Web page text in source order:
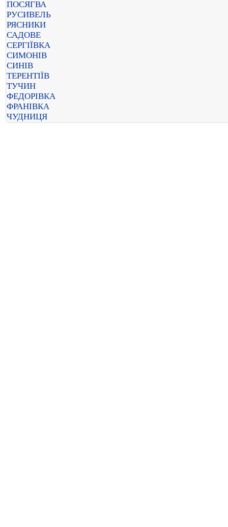
ПОСЯГВА
РУСИВЕЛЬ
РЯСНИКИ
САДОВЕ
СЕРГІЇВКА
СИМОНІВ
СИНІВ
ТЕРЕНТІЇВ
ТУЧИН
ФЕДОРІВКА
ФРАНІВКА
ЧУДНИЦЯ